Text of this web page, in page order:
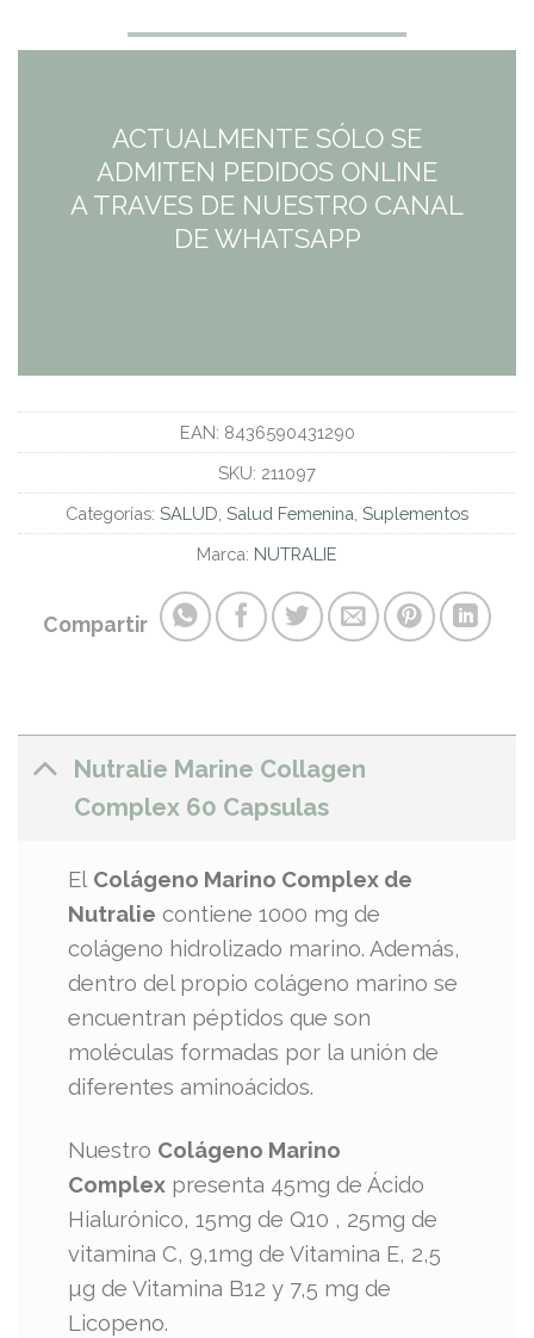
ACTUALMENTE SÓLO SE
ADMITEN PEDIDOS ONLINE
A TRAVES DE NUESTRO CANAL
DE WHATSAPP
EAN: 8436590431290
SKU: 211097
Categorías: SALUD Salud Femenina Suplementos
Marca: NUTRALIE
Compartir
Nutralie Marine Collagen
Complex 60 Capsulas
El Colágeno Marino Complex de
Nutralie contiene 1000 mg de
colágeno hidrolizado marino. Además,
dentro del propio colágeno marino se
encuentran péptidos que son
moléculas formadas por la unión de
diferentes aminoácidos.
Nuestro Colágeno Marino
Complex presenta 45mg de Ácido
Hialurónico, 15mg de Q10 , 25mg de
vitamina C, 9,1mg de Vitamina E, 2,5
µg de Vitamina B12 y 7,5 mg de
Licopeno.